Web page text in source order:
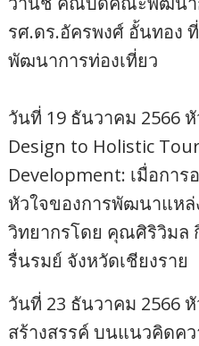
รศ.ดร.อัครพงศ์ อั้นทอ
พัฒนาการท่องเที่ยว
วันที่ 19 ธันวาคม 2566
Design to Holistic
Development: เมื่อกา
หัวใจของการพัฒนาแหล่
วิทยากรโดย คุณศิริวิมล
รื่นรมย์ จังหวัดเชียงราย
วันที่ 23 ธันวาคม 2566
สร้างสรรค์ บนแนวคิดค